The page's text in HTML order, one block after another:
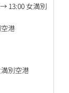
13:00 女満別
港
別空港